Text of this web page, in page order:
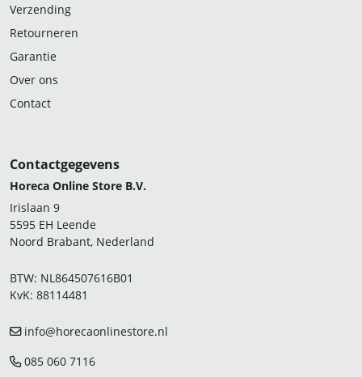
Verzending
Retourneren
Garantie
Over ons
Contact
Contactgegevens
Horeca Online Store B.V.
Irislaan 9
5595 EH Leende
Noord Brabant, Nederland
BTW: NL864507616B01
KvK: 88114481
info@horecaonlinestore.nl
085 060 7116